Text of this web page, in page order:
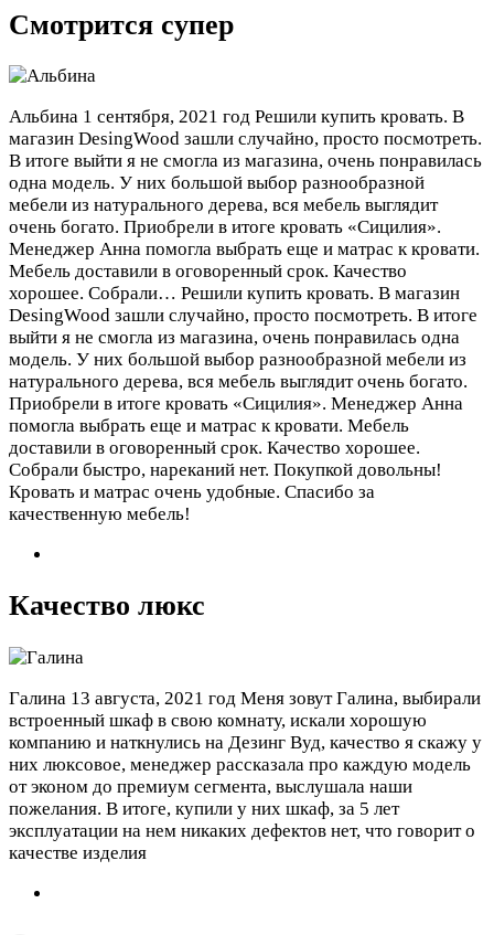
Смотрится супер
Альбина 1 сентября, 2021 год Решили купить кровать. В
магазин DesingWood зашли случайно, просто посмотреть.
В итоге выйти я не смогла из магазина, очень понравилась
одна модель. У них большой выбор разнообразной
мебели из натурального дерева, вся мебель выглядит
очень богато. Приобрели в итоге кровать «Сицилия».
Менеджер Анна помогла выбрать еще и матрас к кровати.
Мебель доставили в оговоренный срок. Качество
хорошее. Собрали… Решили купить кровать. В магазин
DesingWood зашли случайно, просто посмотреть. В итоге
выйти я не смогла из магазина, очень понравилась одна
модель. У них большой выбор разнообразной мебели из
натурального дерева, вся мебель выглядит очень богато.
Приобрели в итоге кровать «Сицилия». Менеджер Анна
помогла выбрать еще и матрас к кровати. Мебель
доставили в оговоренный срок. Качество хорошее.
Собрали быстро, нареканий нет. Покупкой довольны!
Кровать и матрас очень удобные. Спасибо за
качественную мебель!
Качество люкс
Галина 13 августа, 2021 год Меня зовут Галина, выбирали
встроенный шкаф в свою комнату, искали хорошую
компанию и наткнулись на Дезинг Вуд, качество я скажу у
них люксовое, менеджер рассказала про каждую модель
от эконом до премиум сегмента, выслушала наши
пожелания. В итоге, купили у них шкаф, за 5 лет
эксплуатации на нем никаких дефектов нет, что говорит о
качестве изделия